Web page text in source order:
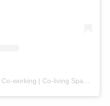
Une publication partagée par Co-working | Co-living Space (@co.404coliving)